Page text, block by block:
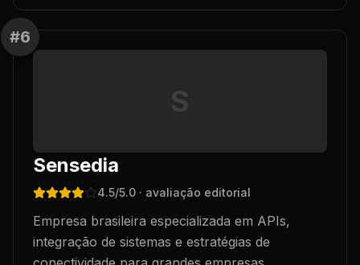
#6
S
Sensedia
4.5/5.0 · avaliação editorial
Empresa brasileira especializada em APIs,
integração de sistemas e estratégias de